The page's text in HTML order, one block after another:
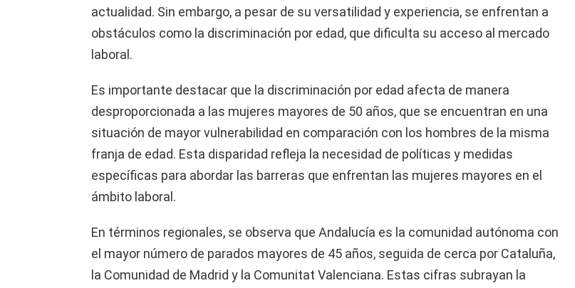
actualidad. Sin embargo, a pesar de su versatilidad y experiencia, se enfrentan a
obstáculos como la discriminación por edad, que dificulta su acceso al mercado
laboral.
Es importante destacar que la discriminación por edad afecta de manera
desproporcionada a las mujeres mayores de 50 años, que se encuentran en una
situación de mayor vulnerabilidad en comparación con los hombres de la misma
franja de edad. Esta disparidad refleja la necesidad de políticas y medidas
específicas para abordar las barreras que enfrentan las mujeres mayores en el
ámbito laboral.
En términos regionales, se observa que Andalucía es la comunidad autónoma con
el mayor número de parados mayores de 45 años, seguida de cerca por Cataluña,
la Comunidad de Madrid y la Comunitat Valenciana. Estas cifras subrayan la